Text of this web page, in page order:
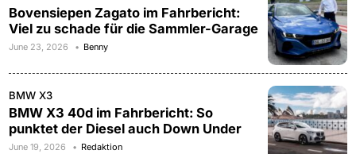
Bovensiepen Zagato im Fahrbericht:
Viel zu schade für die Sammler-Garage
June 23, 2026 Benny
BMW X3
BMW X3 40d im Fahrbericht: So
punktet der Diesel auch Down Under
June 19, 2026 Redaktion